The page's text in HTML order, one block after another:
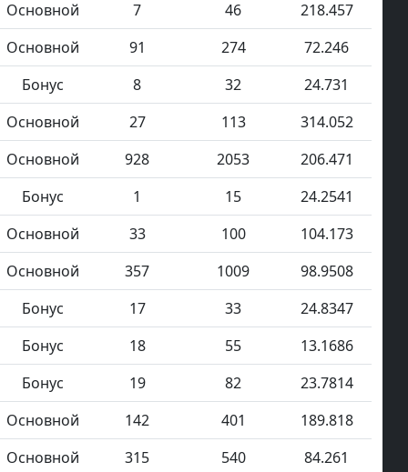
Основной
7 46
218.457
Основной
91 274
72.246
Бонус
8 32
24.731
Основной
27 113
314.052
Основной
928 2053
206.471
Бонус
1 15
24.2541
Основной
33 100
104.173
Основной
357 1009
98.9508
Бонус
17 33
24.8347
Бонус
18 55
13.1686
Бонус
19 82
23.7814
Основной
142 401
189.818
Основной
315 540 84.261